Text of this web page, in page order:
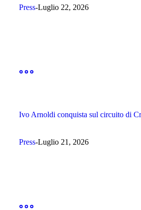
Press Luglio 22, 2026
Ivo Arnoldi conquista sul circuito di
Press Luglio 21, 2026